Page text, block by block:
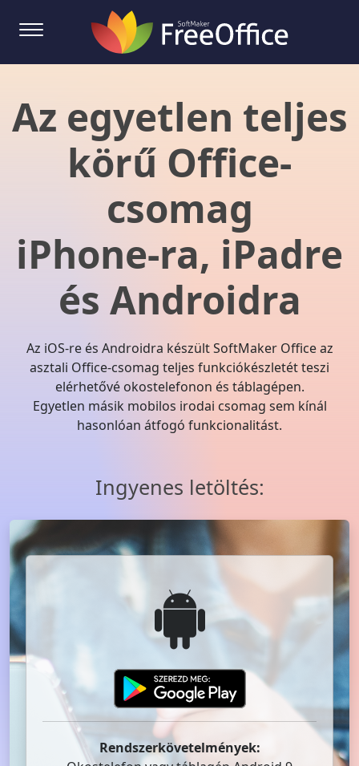
Az egyetlen teljes
körű Office-
csomag
iPhone-ra, iPadre
és Androidra
Az iOS-re és Androidra készült SoftMaker Office az
asztali Office-csomag teljes funkciókészletét teszi
elérhetővé okostelefonon és táblagépen.
Egyetlen másik mobilos irodai csomag sem kínál
hasonlóan átfogó funkcionalitást.
Ingyenes letöltés:
Rendszerkövetelmények: